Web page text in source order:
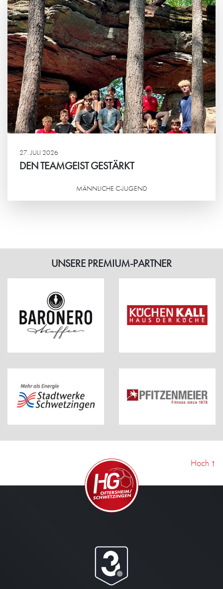
27. JULI 2026
DEN TEAMGEIST GESTÄRKT
MÄNNLICHE C-JUGEND
UNSERE PREMIUM-PARTNER
Hoch ↑